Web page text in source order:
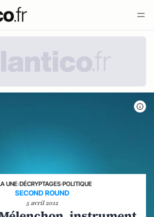
UNE›DÉCRYPTAGES›POLITIQUE
SECOND ROUND
5 avril 2012